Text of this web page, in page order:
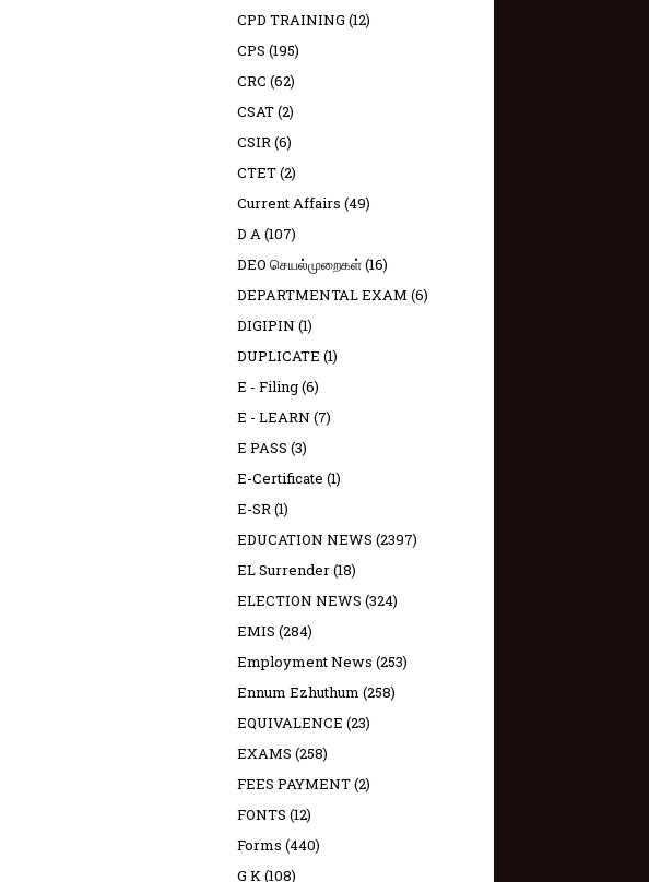
CPD TRAINING (12)
CPS (195)
CRC (62)
CSAT(2)
CSIR(6)
CTET(2)
Current Affairs (49)
D A(107)
DEO செயல்முறைகள்(16)
DEPARTMENTAL EXAM (6)
DIGIPIN (1)
DUPLICATE (1)
E - Filing(6)
E - LEARN (7)
E PASS (3)
E-Certificate (1)
E-SR(1)
EDUCATION NEWS (2397)
EL Surrender(18)
ELECTION NEWS (324)
EMIS (284)
Employment News (253)
Ennum Ezhuthum (258)
EQUIVALENCE (23)
EXAMS (258)
FEES PAYMENT(2)
FONTS (12)
Forms (440)
G K(108)